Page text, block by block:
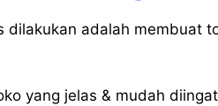
dilakukan adalah membuat
yang jelas & mudah